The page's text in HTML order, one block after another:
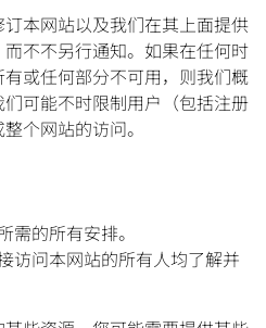
本网站以及我们在其上面提供
不不另行通知。如果在任何时
或任何部分不可用，则我们概
可能不时限制用户（包括注册
个网站的访问。
需的所有安排。
访问本网站的所有人均了解并